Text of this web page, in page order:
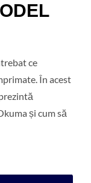
ce
În acest
și cum să